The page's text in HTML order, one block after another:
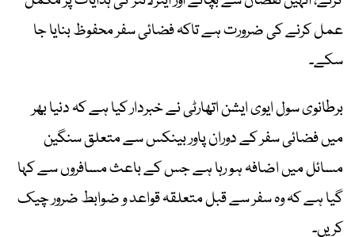
عمل کرنے کی ضرورت ہے تاکہ فضائی سفر محفوظ بنایا جا
سکے۔
برطانوی سول ایوی ایشن اتھارٹی نے خبردار کیا ہے کہ دنیا بھر
میں فضائی سفر کے دوران پاور بینکس سے متعلق سنگین
مسائل میں اضافہ ہو رہا ہے جس کے باعث مسافروں سے کہا
گیا ہے کہ وہ سفر سے قبل متعلقہ قواعد و ضوابط ضرور چیک
کریں۔